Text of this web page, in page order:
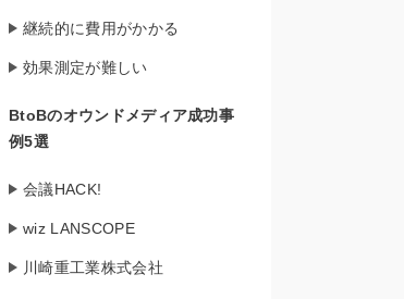
継続的に費用がかかる
効果測定が難しい
BtoBのオウンドメディア成功事
例5選
会議HACK!
wiz LANSCOPE
川崎重工業株式会社